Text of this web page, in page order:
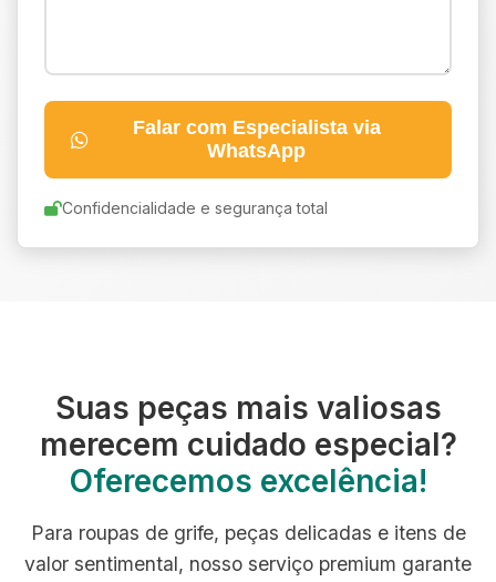
Falar com Especialista via
WhatsApp
Confidencialidade e segurança total
Suas peças mais valiosas
merecem cuidado especial?
Oferecemos excelência!
Para roupas de grife, peças delicadas e itens de
valor sentimental, nosso serviço premium garante